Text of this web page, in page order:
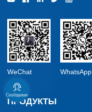
Сообщение
WeChat WhatsApp
ПРОДУКТЫ